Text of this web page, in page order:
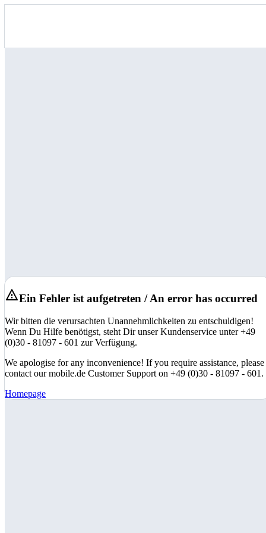
Ein Fehler ist aufgetreten / An error has occurred
Wir bitten die verursachten Unannehmlichkeiten zu entschuldigen!
Wenn Du Hilfe benötigst, steht Dir unser Kundenservice unter +49
(0)30 - 81097 - 601 zur Verfügung.
We apologise for any inconvenience! If you require assistance, please
contact our mobile.de Customer Support on +49 (0)30 - 81097 - 601.
Homepage